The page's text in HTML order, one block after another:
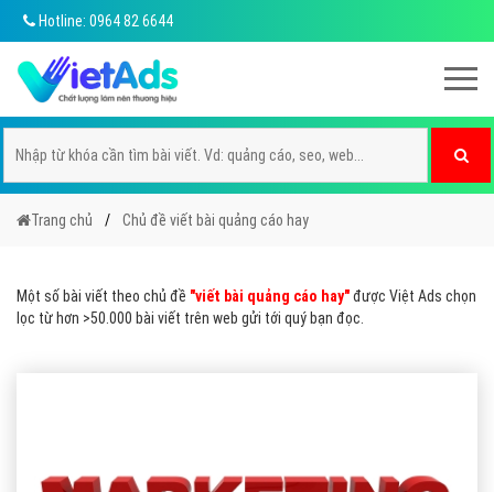
Hotline: 0964 82 6644
Trang chủ Chủ đề viết bài quảng cáo hay
Một số bài viết theo chủ đề "viết bài quảng cáo hay"được Việt Ads chọn
lọc từ hơn >50.000 bài viết trên web gửi tới quý bạn đọc.